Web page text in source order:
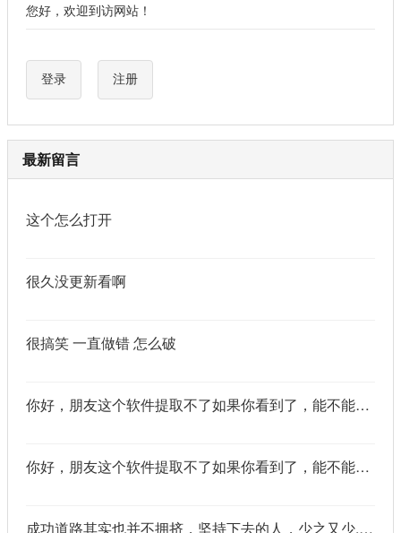
您好，欢迎到访网站！
登录 注册
最新留言
这个怎么打开
很久没更新看啊
很搞笑 一直做错 怎么破
你好，朋友这个软件提取不了如果你看到了，能不能把这个纯净版的发我邮箱里不
你好，朋友这个软件提取不了如果你看到了，能不能把这个纯净版的发我邮箱里不
成功道路其实也并不拥挤，坚持下去的人，少之又少,说的真好